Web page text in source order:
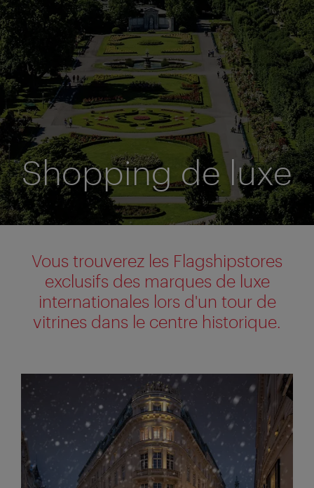
Shopping de luxe
Vous trouverez les Flagshipstores
exclusifs des marques de luxe
internationales lors d'un tour de
vitrines dans le centre historique.